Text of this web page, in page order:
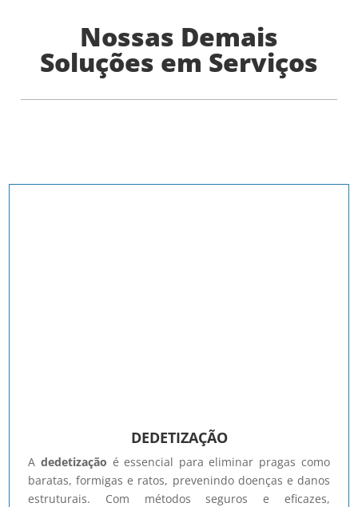
Nossas Demais
Soluções em Serviços
DEDETIZAÇÃO
A dedetização é essencial para eliminar pragas como
baratas, formigas e ratos, prevenindo doenças e danos
estruturais. Com métodos seguros e eficazes,